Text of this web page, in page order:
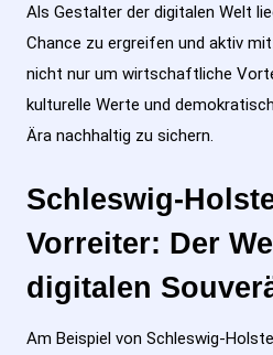
Als Gestalter der digitalen Welt
Chance zu ergreifen und aktiv
nicht nur um wirtschaftliche
kulturelle Werte und
Ära nachhaltig zu sichern.
Schleswig-
Vorreiter: Der
digitalen
Am Beispiel von Schleswig-